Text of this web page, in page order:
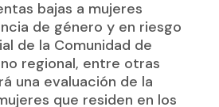
bajas a mujeres
de género y en riesgo
de la Comunidad de
regional, entre otras
una evaluación de la
que residen en los